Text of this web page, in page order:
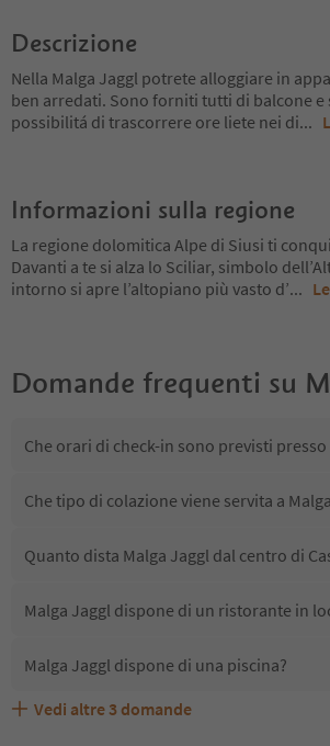
Descrizione
Nella Malga Jaggl potrete alloggiare in
ben arredati. Sono forniti tutti di balcone e
possibilitá di trascorrere ore liete nei di...
Informazioni sulla regione
La regione dolomitica Alpe di Siusi ti
Davanti a te si alza lo Sciliar, simbolo
intorno si apre l’altopiano più vasto d’...
Domande frequenti su
Che orari di check-in sono previsti presso
Che tipo di colazione viene servita a
Quanto dista Malga Jaggl dal centro di
Malga Jaggl dispone di un ristorante in
Malga Jaggl dispone di una piscina?
Malga Jaggl accetta animali domestici?
Quali servizi/attività sono disponibili
Gli ospiti di Malga Jaggl ricevono l'Alto
Vedi altre 3 domande